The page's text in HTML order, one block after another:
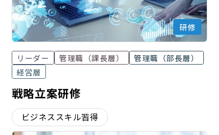
研修
リーダー 管理職（課長層）
管理職（部長層）
経営層
戦略立案研修
ビジネススキル習得